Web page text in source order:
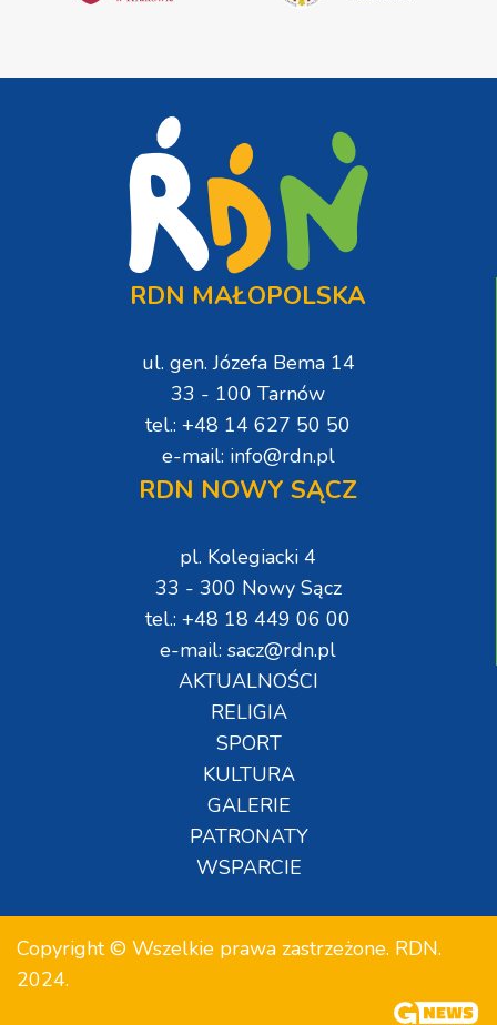
RDN MAŁOPOLSKA
ul. gen. Józefa Bema 14
33 - 100 Tarnów
tel.: +48 14 627 50 50
e-mail: info@rdn.pl
RDN NOWY SĄCZ
pl. Kolegiacki 4
33 - 300 Nowy Sącz
tel.: +48 18 449 06 00
e-mail: sacz@rdn.pl
AKTUALNOŚCI
RELIGIA
SPORT
KULTURA
GALERIE
PATRONATY
WSPARCIE
Copyright © Wszelkie prawa zastrzeżone. RDN.
2024.